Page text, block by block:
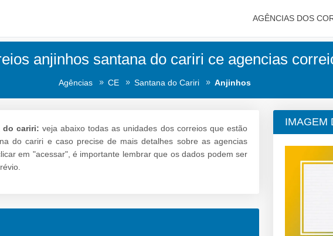
AGÊNCIAS DOS
anjinhos santana do cariri ce agencias
Agências CE Santana do Cariri Anjinhos
do cariri: veja abaixo todas as unidades dos correios que estão
do cariri e caso precise de mais detalhes sobre as agencias
em "acessar", é importante lembrar que os dados podem ser
IMAGEM